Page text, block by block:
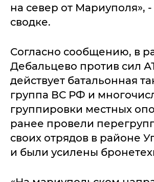
на север от Мариуполя», -
сводке.
Согласно сообщению, в
Дебальцево против сил
действует батальонная
группа ВС РФ и
группировки местных
ранее провели
своих отрядов в районе
и были усилены